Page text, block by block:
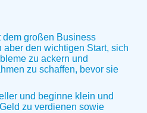
großen Business
aber den wichtigen Start, sich
zu ackern und
zu schaffen, bevor sie
und beginne klein und
zu verdienen sowie